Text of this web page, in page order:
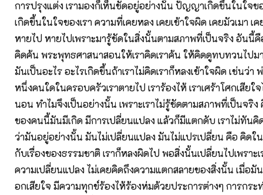
การปรุงแต่ง เรามองก็เห็นชัดอยู่อย่างนั้น ปัญญาเกิดขึ้นในใจขอ
เกิดขึ้นในใจของเรา ความที่เคยหลง เคยเข้าใจผิด เคยมัวเมา เ
หายไป หายไปเพราะมารู้ชัดในสิ่งนั้นตามสภาพที่เป็นจริง อันนี้
คิดค้น พระพุทธศาสนาสอนให้เราคิดเราค้น ให้คิดดูทบทวนไปม
มันเป็นอะไร อะไรเกิดขึ้นถ้าเราไม่คิดเราก็หลงเข้าใจผิด เช่นว่
หนึ่งคนใดในครอบครัวเราตายไป เราร้องไห้ เราเศร้าโศกเสีย
นอน ทำไมจึงเป็นอย่างนั้น เพราะเราไม่รู้ชัดตามสภาพที่เป็นจริง
ของคนนี้มันมีเกิด มีการเปลี่ยนแปลง แล้วก็มีแตกดับ เราไม่ทันคิ
ว่ามันอยู่อย่างนั้น มันไม่เปลี่ยนแปลง มันไม่แปรเปลี่ยน คือ คิดใ
กับเรื่องของธรรมชาติ เราก็หลงผิดไป พอสิ่งนั้นเปลี่ยนไปเพราะเ
ความเปลี่ยนแปลง ไม่เคยคิดถึงความแตกสลายของสิ่งนั้น เมื่อมัน
อกเสียใจ มีความทุกข์ร้องไห้ร้องห่มด้วยประการต่างๆ การกระ